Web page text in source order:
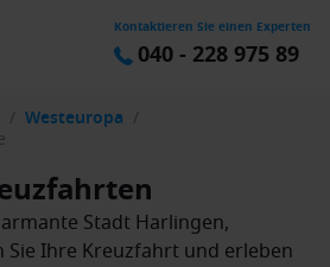
Kontaktieren Sie einen Experten
040 - 228 975 89
/ Westeuropa /
Stadt Harlingen,
Sie Ihre Kreuzfahrt und erleben